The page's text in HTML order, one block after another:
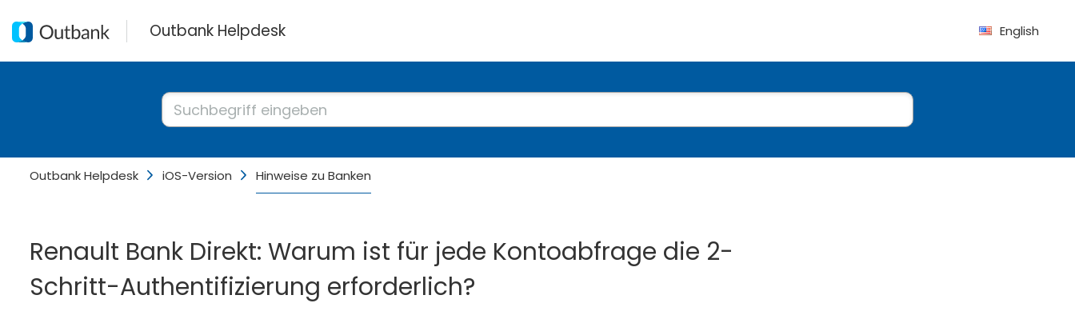
Outbank Helpdesk English
Outbank Helpdesk iOS-Version Hinweise zu Banken
Renault Bank Direkt: Warum ist für jede Kontoabfrage die 2-
Schritt-Authentifizierung erforderlich?